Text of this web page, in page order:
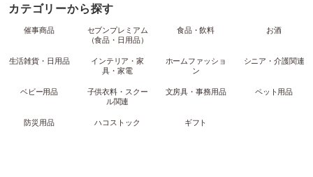
カテゴリーから探す
催事商品
セブンプレミアム
（食品・日用品）
食品・飲料 お酒
生活雑貨・日用品
インテリア・家
具・家電
ホームファッショ
ン
シニア・介護関連
ベビー用品
子供衣料・スクー
ル関連
文房具・事務用品 ペット用品
防災用品 ハコストック ギフト